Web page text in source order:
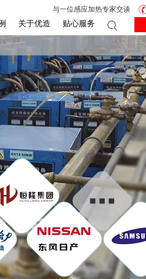
关于优造 贴心服务
与一位感应加热专家交谈